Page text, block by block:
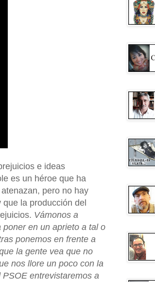
e ideas
es un héroe que ha
pero no hay
la producción del
Vámonos a
en un aprieto a tal o
ponemos en frente a
la gente vea que no
nos llore un poco con la
entrevistaremos a